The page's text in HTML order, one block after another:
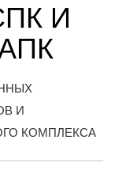
И
И
КОМПЛЕКСА